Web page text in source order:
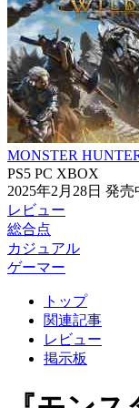
MONSTER
PS5 PC XBOX
2025年2月28日 発売
レビュー
総合点
カジュアル
ゲーマー
トップ
関連記事
レビュー
掲示板